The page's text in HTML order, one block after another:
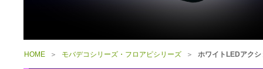
HOME ＞ モバデコシリーズ・フロアピシリーズ ＞ ホワイトLEDアク